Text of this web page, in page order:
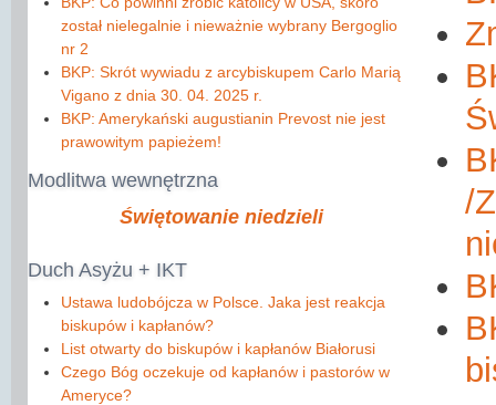
/
został nielegalnie i nieważnie wybrany Bergoglio
nr 2
BKP: Skrót wywiadu z arcybiskupem Carlo Marią
Vigano z dnia 30. 04. 2025 r.
BKP: Amerykański augustianin Prevost nie jest
prawowitym papieżem!
Modlitwa wewnętrzna
Świętowanie niedzieli
Duch Asyżu + IKT
Ustawa ludobójcza w Polsce. Jaka jest reakcja
biskupów i kapłanów?
List otwarty do biskupów i kapłanów Białorusi
Czego Bóg oczekuje od kapłanów i pastorów w
Ameryce?